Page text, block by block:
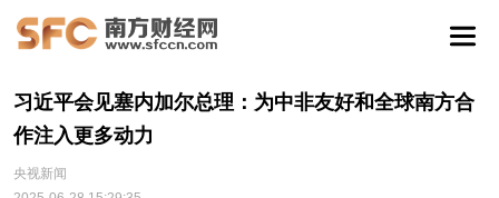
习近平会见塞内加尔总理：为中非友好和全球南方合
作注入更多动力
央视新闻